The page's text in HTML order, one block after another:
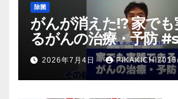
除菌
がんが消えた!? 家でも
るがんの治療・予防
2026年7月4日